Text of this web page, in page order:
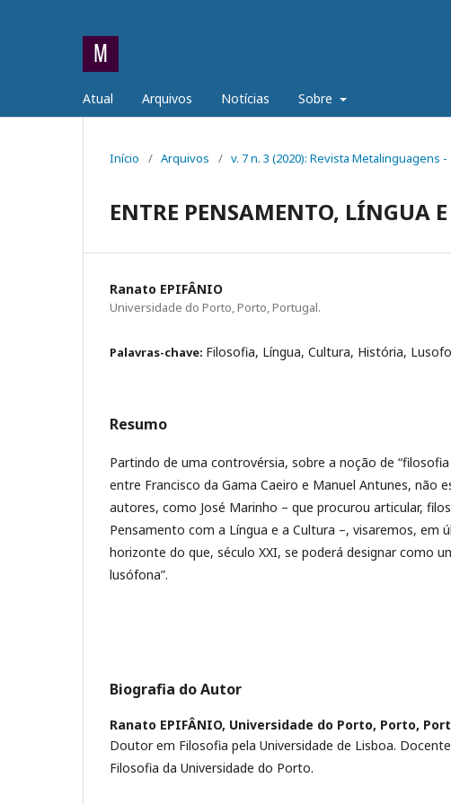
Atual Arquivos Notícias Sobre
Início / Arquivos / v. 7 n. 3 (2020): Revista Metalinguagens -
ENTRE PENSAMENTO, LÍNGUA
Ranato EPIFÂNIO
Universidade do Porto, Porto, Portugal.
Palavras-chave: Filosofia, Língua, Cultura, História,
Resumo
Partindo de uma controvérsia, sobre a noção de
entre Francisco da Gama Caeiro e Manuel Antunes, não
autores, como José Marinho – que procurou articular,
Pensamento com a Língua e a Cultura –, visaremos, em
horizonte do que, século XXI, se poderá designar como
lusófona”.
Biografia do Autor
Ranato EPIFÂNIO, Universidade do Porto, Porto,
Doutor em Filosofia pela Universidade de Lisboa.
Filosofia da Universidade do Porto.